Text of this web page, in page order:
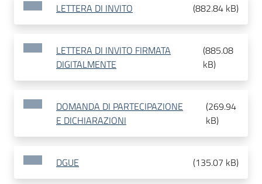
LETTERA DI INVITO (882.84 kB)
LETTERA DI INVITO FIRMATA
DIGITALMENTE
(885.08
kB)
DOMANDA DI PARTECIPAZIONE
E DICHIARAZIONI
(269.94
kB)
DGUE (135.07 kB)